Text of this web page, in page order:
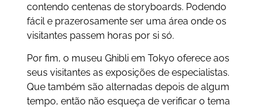
contendo centenas de storyboards. Podendo
fácil e prazerosamente ser uma área onde os
visitantes passem horas por si só.
Por fim, o museu Ghibli em Tokyo oferece aos
seus visitantes as exposições de especialistas.
Que também são alternadas depois de algum
tempo, então não esqueça de verificar o tema